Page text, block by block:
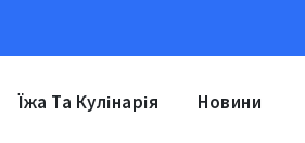
Їжа Та Кулінарія Новини